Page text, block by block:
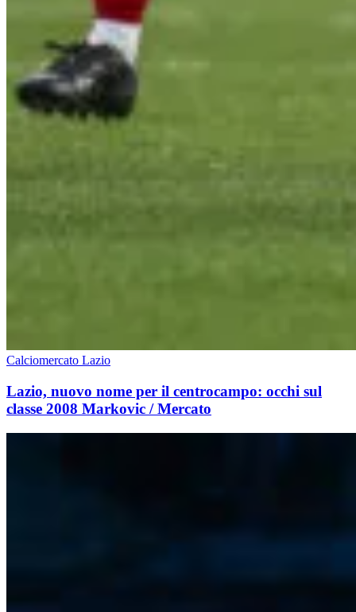
Calciomercato Lazio
Lazio, nuovo nome per il centrocampo: occhi sul
classe 2008 Markovic / Mercato